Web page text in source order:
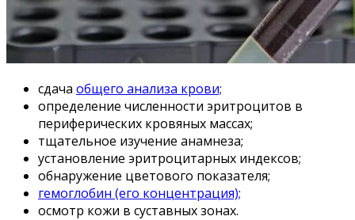
сдача общего анализа крови;
определение численности эритроцитов в
периферических кровяных массах;
тщательное изучение анамнеза;
установление эритроцитарных индексов;
обнаружение цветового показателя;
гемоглобин (его концентрация);
осмотр кожи в суставных зонах.